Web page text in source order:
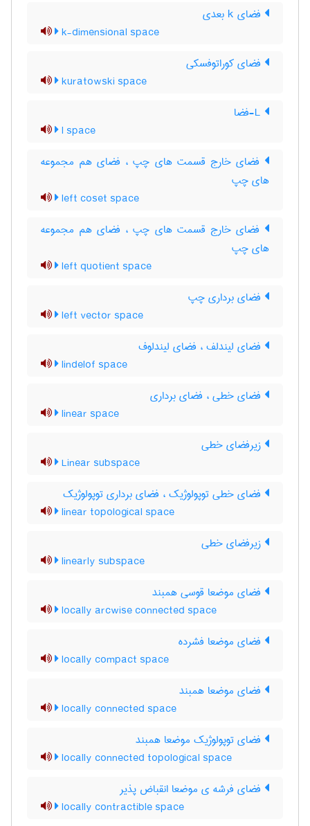
فضای k بعدی
k-dimensional space
فضای کوراتوفسکی
kuratowski space
l space
فضای خارج قسمت های چپ ، فضای هم مجموعه
های چپ
left coset space
فضای خارج قسمت های چپ ، فضای هم مجموعه
های چپ
left quotient space
فضای برداری چپ
left vector space
فضای لیندلف ، فضای لیندلوف
lindelof space
فضای خطی ، فضای برداری
linear space
زیرفضای خطی
Linear subspace
فضای خطی توپولوژیک ، فضای برداری توپولوژیک
linear topological space
زیرفضای خطی
linearly subspace
فضای موضعا قوسی همبند
locally arcwise connected space
فضای موضعا فشرده
locally compact space
فضای موضعا همبند
locally connected space
فضای توپولوژیک موضعا همبند
locally connected topological space
فضای فرشه ی موضعا انقباض پذیر
locally contractible space